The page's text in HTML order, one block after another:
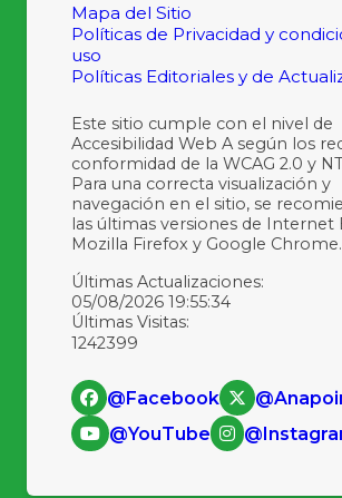
Mapa del Sitio
Políticas de Privacidad y
uso
Políticas Editoriales y de
Este sitio cumple con el nivel de
Accesibilidad Web A según los
conformidad de la WCAG 2.0 y
Para una correcta visualización y
navegación en el sitio, se
las últimas versiones de Internet
Mozilla Firefox y Google Chrome.
Últimas Actualizaciones:
05/08/2026 19:55:34
Últimas Visitas:
1242399
@Facebook
@YouTube